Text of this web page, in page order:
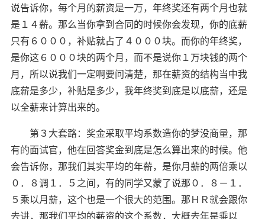
说告诉你，每个月的薪资是一万，年终奖还有两个月也就
是１４薪。那么当你拿到合同的时候你会发现，你的底薪
只有６０００，补贴就占了４０００块。而你的年终奖，
是你这６０００块的两个月，而不是说你１万块钱的两个
月，所以说我们一定啊要问清楚，那在薪资的结构当中我
底薪是多少，补贴是多少，我年终奖到底是以底薪，还是
以全薪来计算出来的。
第３大套路：奖金采取平均系数造你的梦没商量，那
有的面试官，他在回答奖金到底是怎么算出来的时候。他
会告诉你，那我们其实平均的年薪，是你月薪的两倍乘以
０．８调１．５之间，有的同学又蒙了说那０．８－１．
５乘以月薪，这个也是一个很大的范围。那ＨＲ就会跟你
去讲，那我们平均的薪资的这个系数，大概去年是乘以